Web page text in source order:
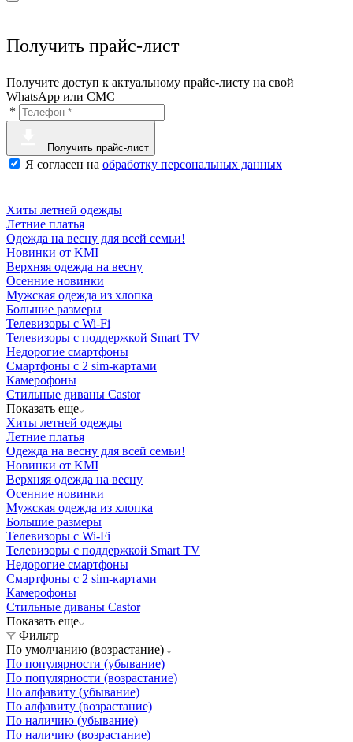
Получить прайс-лист
Получите доступ к актуальному прайс-листу на свой
WhatsApp или СМС
*
Получить прайс-лист
Я согласен на обработку персональных данных
Хиты летней одежды
Летние платья
Одежда на весну для всей семьи!
Новинки от KMI
Верхняя одежда на весну
Осенние новинки
Мужская одежда из хлопка
Большие размеры
Телевизоры с Wi-Fi
Телевизоры с поддержкой Smart TV
Недорогие смартфоны
Смартфоны с 2 sim-картами
Камерофоны
Стильные диваны Castor
Показать еще
Хиты летней одежды
Летние платья
Одежда на весну для всей семьи!
Новинки от KMI
Верхняя одежда на весну
Осенние новинки
Мужская одежда из хлопка
Большие размеры
Телевизоры с Wi-Fi
Телевизоры с поддержкой Smart TV
Недорогие смартфоны
Смартфоны с 2 sim-картами
Камерофоны
Стильные диваны Castor
Показать еще
Фильтр
По умолчанию (возрастание)
По популярности (убывание)
По популярности (возрастание)
По алфавиту (убывание)
По алфавиту (возрастание)
По наличию (убывание)
По наличию (возрастание)